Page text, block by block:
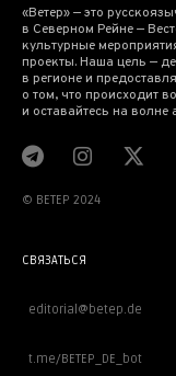
«Ветер» — это
в Северном Рейне —
культурные
проекты. Наша цель —
в регионе и
о том, что происходит
и оставайтесь на волне
© BETEP 2024
СВЯЗАТЬСЯ
editorial@betep.de
t.me/BETEP_DE_bot